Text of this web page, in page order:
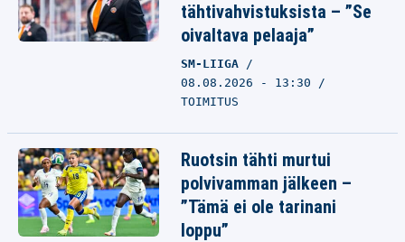
tähtivahvistuksista – ”Se
oivaltava pelaaja”
SM-LIIGA
08.08.2026 - 13:30
TOIMITUS
Ruotsin tähti murtui
polvivamman jälkeen –
”Tämä ei ole tarinani
loppu”